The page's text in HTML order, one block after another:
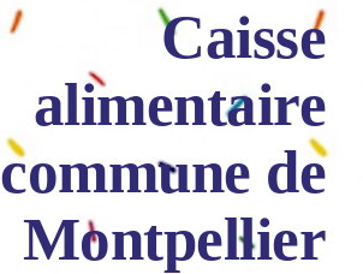
Caisse
alimentaire
commune de
Montpellier